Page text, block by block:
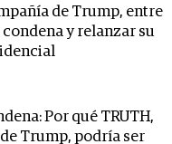
de Trump, entre
y relanzar su
Por qué TRUTH,
Trump, podría ser